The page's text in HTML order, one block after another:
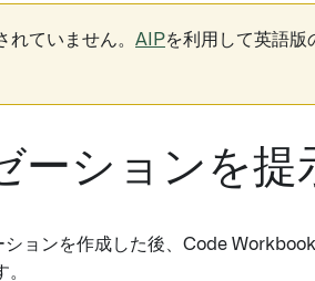
ていません。 AIPを利用して英語版
ーションを提
ョンを作成した後、Code